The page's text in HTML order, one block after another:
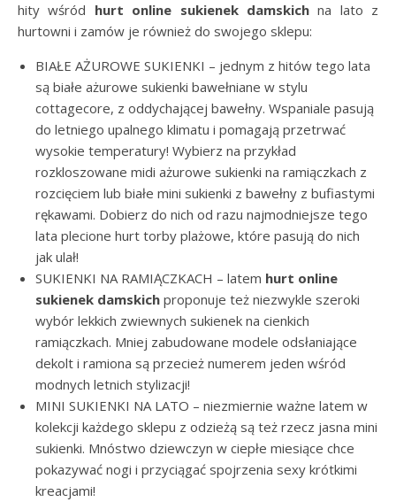
hity wśród hurt online sukienek damskichna lato z
hurtowni i zamów je również do swojego sklepu:
BIAŁE AŻUROWE SUKIENKI – jednym z hitów tego lata
są białe ażurowe sukienki bawełniane w stylu
cottagecore, z oddychającej bawełny. Wspaniale pasują
do letniego upalnego klimatu i pomagają przetrwać
wysokie temperatury! Wybierz na przykład
rozkloszowane midi ażurowe sukienki na ramiączkach z
rozcięciem lub białe mini sukienki z bawełny z bufiastymi
rękawami. Dobierz do nich od razu najmodniejsze tego
lata plecione hurt torby plażowe, które pasują do nich
jak ulał!
SUKIENKI NA RAMIĄCZKACH – latem hurt online
sukienek damskich proponuje też niezwykle szeroki
wybór lekkich zwiewnych sukienek na cienkich
ramiączkach. Mniej zabudowane modele odsłaniające
dekolt i ramiona są przecież numerem jeden wśród
modnych letnich stylizacji!
MINI SUKIENKI NA LATO – niezmiernie ważne latem w
kolekcji każdego sklepu z odzieżą są też rzecz jasna mini
sukienki. Mnóstwo dziewczyn w ciepłe miesiące chce
pokazywać nogi i przyciągać spojrzenia sexy krótkimi
kreacjami!